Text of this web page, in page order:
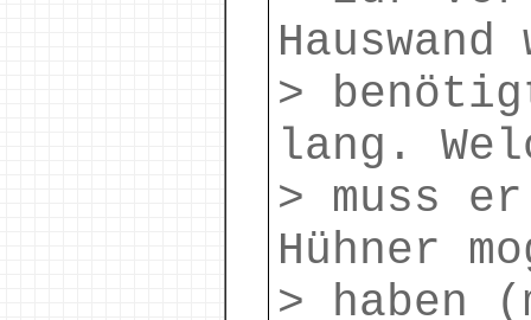
>
lang.
> muss
Hühner
> haben